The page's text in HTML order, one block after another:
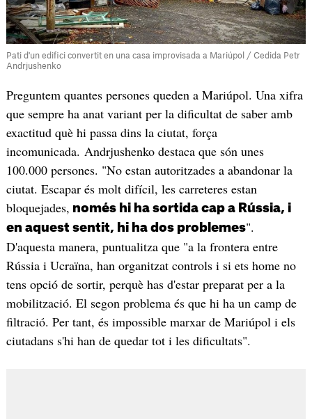
Pati d'un edifici convertit en una casa improvisada a Mariúpol / Cedida Petr
Andrjushenko
Preguntem quantes persones queden a Mariúpol. Una xifra
que sempre ha anat variant per la dificultat de saber amb
exactitud què hi passa dins la ciutat, força
incomunicada. Andrjushenko destaca que són unes
100.000 persones. "No estan autoritzades a abandonar la
ciutat. Escapar és molt difícil, les carreteres estan
bloquejades, només hi ha sortida cap a Rússia, i
en aquest sentit, hi ha dos problemes".
D'aquesta manera, puntualitza que "a la frontera entre
Rússia i Ucraïna, han organitzat controls i si ets home no
tens opció de sortir, perquè has d'estar preparat per a la
mobilització. El segon problema és que hi ha un camp de
filtració. Per tant, és impossible marxar de Mariúpol i els
ciutadans s'hi han de quedar tot i les dificultats".